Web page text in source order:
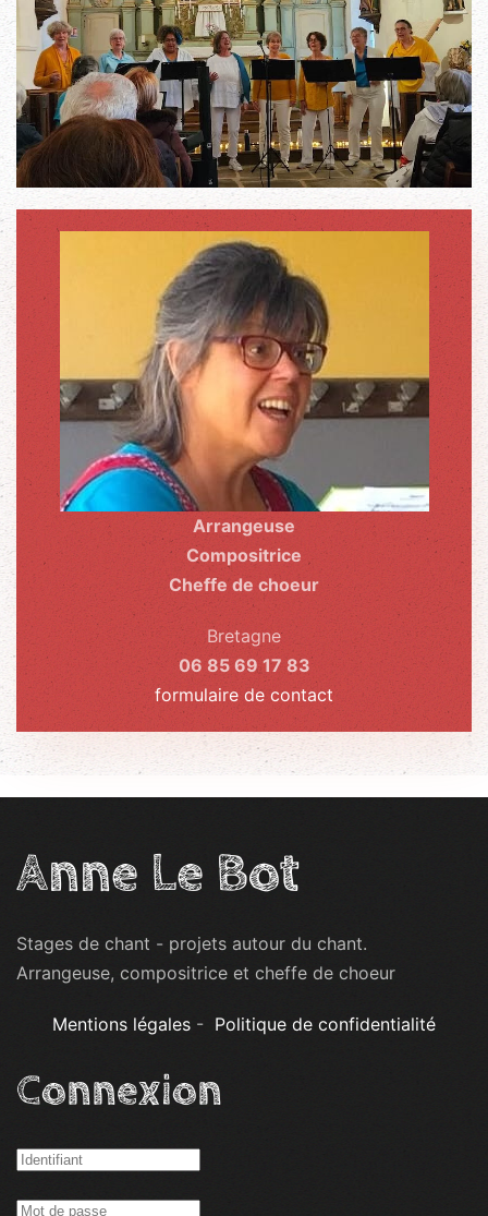
Read more
Arrangeuse
Compositrice
Cheffe de choeur
Bretagne
06 85 69 17 83
formulaire de contact
Anne Le Bot
Stages de chant - projets autour du chant.
Arrangeuse, compositrice et cheffe de choeur
Mentions légales - Politique de confidentialité
Connexion